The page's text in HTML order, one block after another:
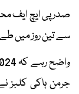
صدر پی ایچ ایف
سے تین روز میں طے
جرمن ہاکی